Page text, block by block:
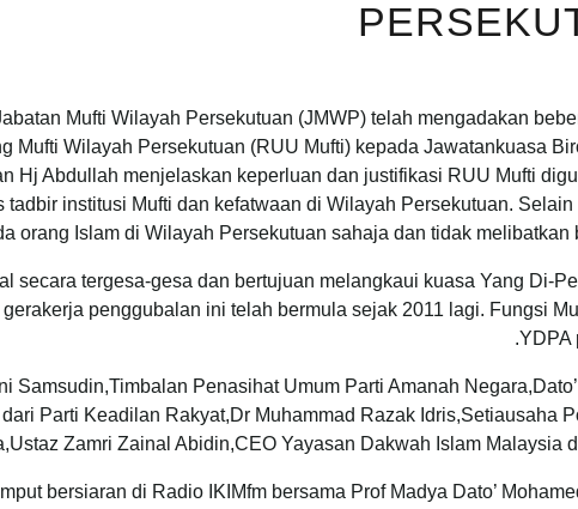
Mufti Wilayah Persekutuan (JMWP) telah mengadakan
Mufti Wilayah Persekutuan (RUU Mufti) kepada Jawatankuasa
Hj Abdullah menjelaskan keperluan dan justifikasi RUU Mufti
tadbir institusi Mufti dan kefatwaan di Wilayah Persekutuan.
orang Islam di Wilayah Persekutuan sahaja dan tidak melibatkan
secara tergesa-gesa dan bertujuan melangkaui kuasa Yang Di-
penggubalan ini telah bermula sejak 2011 lagi. Fungsi
YDPA
Samsudin,Timbalan Penasihat Umum Parti Amanah
Parti Keadilan Rakyat,Dr Muhammad Razak Idris,Setiausaha
Zamri Zainal Abidin,CEO Yayasan Dakwah Islam Malaysia
bersiaran di Radio IKIMfm bersama Prof Madya Dato’